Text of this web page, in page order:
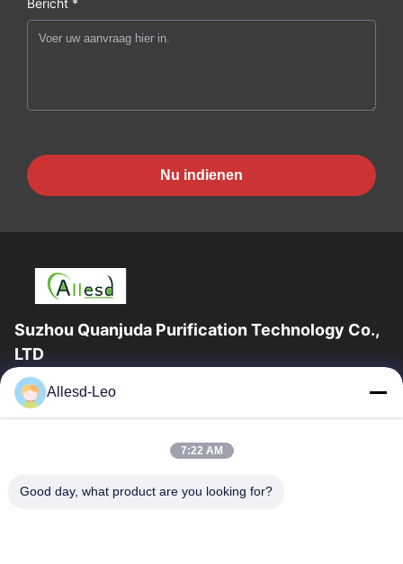
Nu indienen
Suzhou Quanjuda Purification Technology Co.,
LTD
16years ervaring, als belangrijke fabrikant en exporteur van
ESD & Cleanroom producten, bieden wij een volledige lijn van
Huis
Producten
Allesd-Leo
7:22 AM
Good day, what product are you looking for?